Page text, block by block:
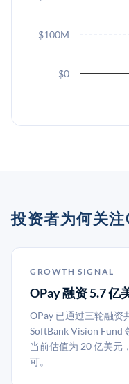
$0
$100M
投资者为何关注
GROWTH SIGNAL
OPay 融资 5.7 亿
OPay 已通过三轮融资
SoftBank Vision Fund
当前估值为 20 亿美元
可。